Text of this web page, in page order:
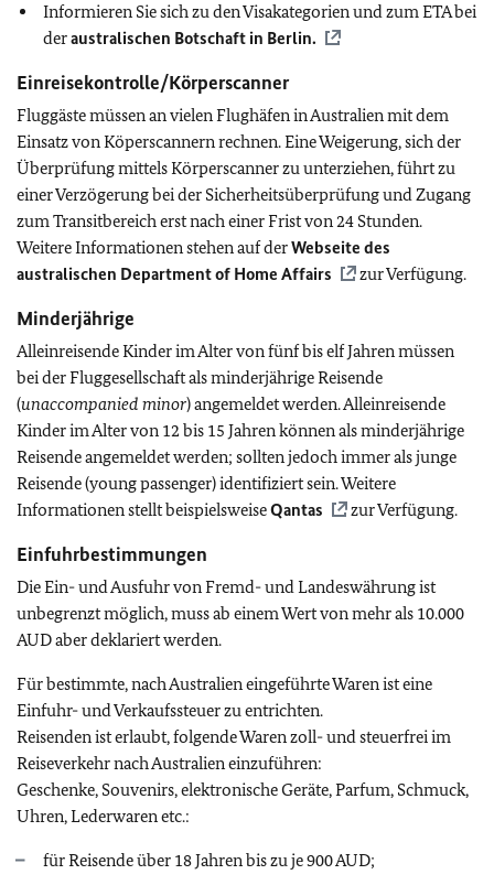
Informieren Sie sich zu den Visakategorien und zum ETA bei
deraustralischen Botschaft in Berlin.
Einreisekontrolle/Körperscanner
Fluggäste müssen an vielen Flughäfen in Australien mit dem
Einsatz von Köperscannern rechnen. Eine Weigerung, sich der
Überprüfung mittels Körperscanner zu unterziehen, führt zu
einer Verzögerung bei der Sicherheitsüberprüfung und Zugang
zum Transitbereich erst nach einer Frist von 24 Stunden.
Weitere Informationen stehen auf derWebseite des
australischen Department of Home Affairs
zur Verfügung.
Minderjährige
Alleinreisende Kinder im Alter von fünf bis elf Jahren müssen
bei der Fluggesellschaft als minderjährige Reisende
(unaccompanied minor) angemeldet werden. Alleinreisende
Kinder im Alter von 12 bis 15 Jahren können als minderjährige
Reisende angemeldet werden; sollten jedoch immer als junge
Reisende (young passenger) identifiziert sein. Weitere
Informationen stellt beispielsweiseQantas zur Verfügung.
Einfuhrbestimmungen
Die Ein- und Ausfuhr von Fremd- und Landeswährung ist
unbegrenzt möglich, muss ab einem Wert von mehr als 10.000
AUD aber deklariert werden.
Für bestimmte, nach Australien eingeführte Waren ist eine
Einfuhr- und Verkaufssteuer zu entrichten.
Reisenden ist erlaubt, folgende Waren zoll- und steuerfrei im
Reiseverkehr nach Australien einzuführen:
Geschenke, Souvenirs, elektronische Geräte, Parfum, Schmuck,
Uhren, Lederwaren etc.:
für Reisende über 18 Jahren bis zu je 900 AUD;